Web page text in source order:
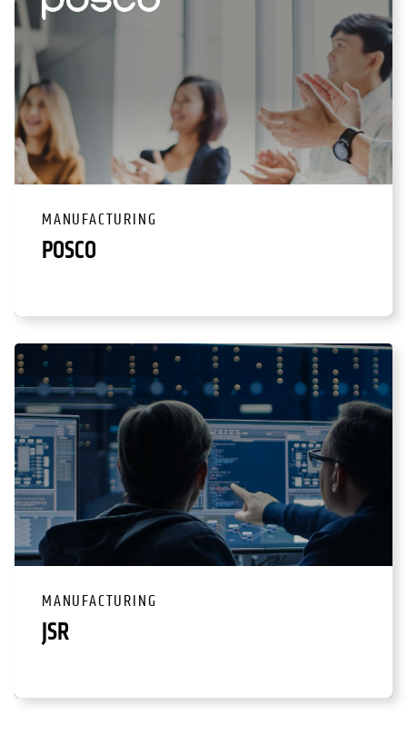
MANUFACTURING
POSCO
MANUFACTURING
JSR